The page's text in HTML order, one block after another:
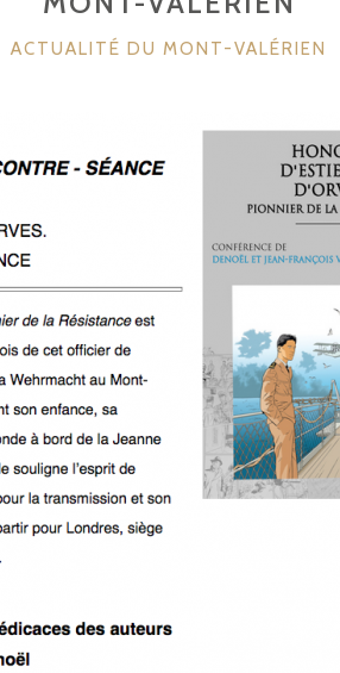
CATÉGORIES
ACTUALITÉ DU MONT-VALÉRIEN